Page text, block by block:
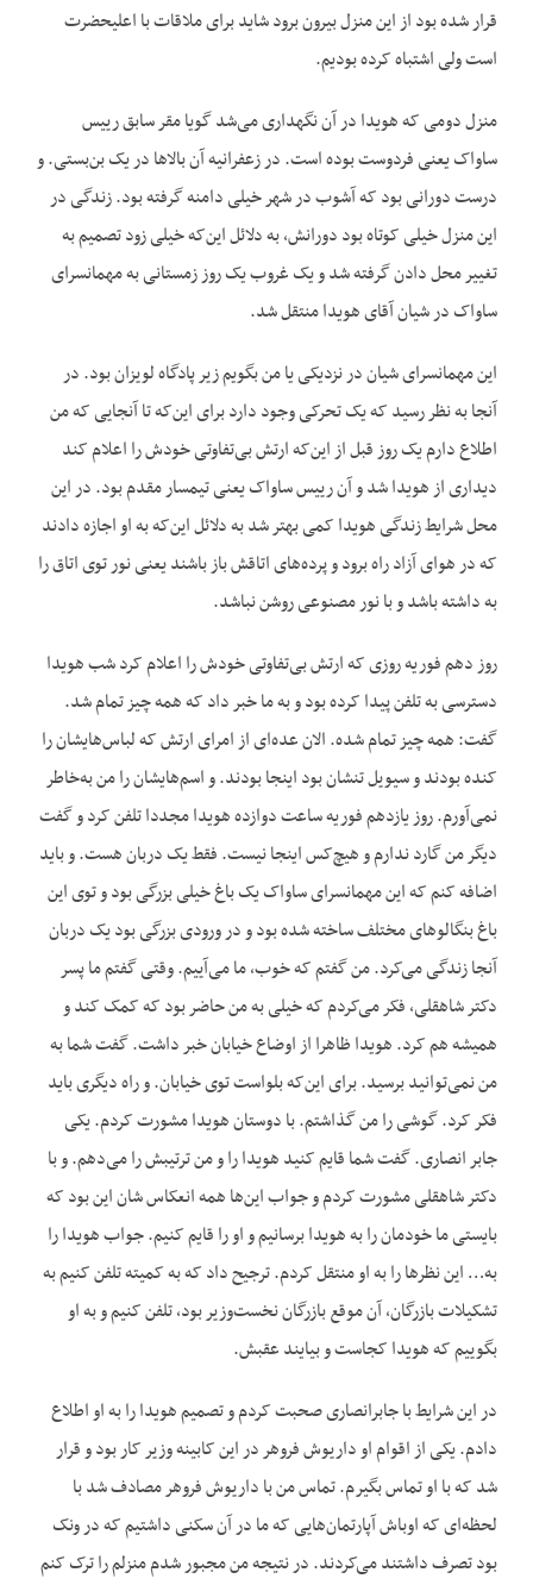
قرار شده بود از این منزل بیرون برود شاید برای ملاقات با اعلیحضرت
است ولی اشتباه کرده بودیم.
منزل دومی که هویدا در آن نگهداری می‌شد گویا مقر سابق رییس
ساواک یعنی فردوست بوده است. در زعفرانیه آن بالاها در یک بن‌بستی. و
درست دورانی بود که آشوب در شهر خیلی دامنه گرفته بود. زندگی در
این منزل خیلی کوتاه بود دورانش، به دلائل این‌که خیلی زود تصمیم به
تغییر محل دادن گرفته شد و یک غروب یک روز زمستانی به مهمانسرای
ساواک در شیان آقای هویدا منتقل شد.
این مهمانسرای شیان در نزدیکی یا من بگویم زیر پادگاه لویزان بود. در
آنجا به نظر رسید که یک تحرکی وجود دارد برای این‌که تا آنجایی که من
اطلاع دارم یک روز قبل از این‌که ارتش بی‌تفاوتی خودش را اعلام کند
دیداری از هویدا شد و آن رییس ساواک یعنی تیمسار مقدم بود. در این
محل شرایط زندگی هویدا کمی بهتر شد به دلائل این‌که به او اجازه دادند
که در هوای آزاد راه برود و پرده‌های اتاقش باز باشند یعنی نور توی اتاق را
به داشته باشد و با نور مصنوعی روشن نباشد.
روز دهم فوریه روزی که ارتش بی‌تفاوتی خودش را اعلام کرد شب هویدا
دسترسی به تلفن پیدا کرده بود و به ما خبر داد که همه چیز تمام شد.
گفت: همه چیز تمام شده. الان عده‌ای از امرای ارتش که لباس‌هایشان را
کنده بودند و سیویل تنشان بود اینجا بودند. و اسم‌هایشان را من به‌خاطر
نمی‌آورم. روز یازدهم فوریه ساعت دوازده هویدا مجددا تلفن کرد و گفت
دیگر من گارد ندارم و هیچ‌کس اینجا نیست. فقط یک دربان هست. و باید
اضافه کنم که این مهمانسرای ساواک یک باغ خیلی بزرگی بود و توی این
باغ بنگالوهای مختلف ساخته شده بود و در ورودی بزرگی بود یک دربان
آنجا زندگی می‌کرد. من گفتم که خوب، ما می‌آییم. وقتی گفتم ما پسر
دکتر شاهقلی، فکر می‌کردم که خیلی به من حاضر بود که کمک کند و
همیشه هم کرد. هویدا ظاهرا از اوضاع خیابان خبر داشت. گفت شما به
من نمی‌توانید برسید. برای این‌که بلواست توی خیابان. و راه دیگری باید
فکر کرد. گوشی را من گذاشتم. با دوستان هویدا مشورت کردم. یکی
جابر انصاری. گفت شما قایم کنید هویدا را و من ترتیبش را می‌دهم. و با
دکتر شاهقلی مشورت کردم و جواب این‌ها همه انعکاس شان این بود که
بایستی ما خودمان را به هویدا برسانیم و او را قایم کنیم. جواب هویدا را
به… این نظرها را به او منتقل کردم. ترجیح داد که به کمیته تلفن کنیم به
تشکیلات بازرگان، آن موقع بازرگان نخست‌وزیر بود، تلفن کنیم و به او
بگوییم که هویدا کجاست و بیایند عقبش.
در این شرایط با جابرانصاری صحبت کردم و تصمیم هویدا را به او اطلاع
دادم. یکی از اقوام او داریوش فروهر در این کابینه وزیر کار بود و قرار
شد که با او تماس بگیرم. تماس من با داریوش فروهر مصادف شد با
لحظه‌ای که اوباش آپارتمان‌هایی که ما در آن سکنی داشتیم که در ونک
بود تصرف داشتند می‌کردند. در نتیجه من مجبور شدم منزلم را ترک کنم